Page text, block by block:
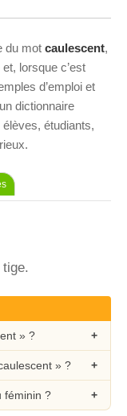
du mot caulescent,
lorsque c’est
d’emploi et
dictionnaire
étudiants,
tige.
» ?
» ?
féminin ?